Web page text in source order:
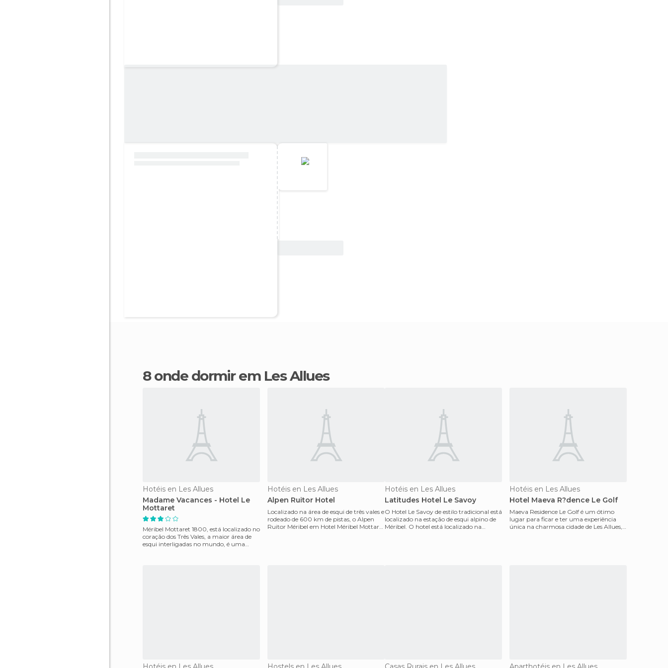
8 onde dormir em Les Allues
Hotéis en Les Allues
Madame Vacances - Hotel Le
Mottaret
Méribel Mottaret 1800, está localizado no
coração dos Três Vales, a maior área de
esqui interligadas no mundo, é uma
Hotéis en Les Allues
Alpen Ruitor Hotel
Localizado na área de esqui de três vales e
rodeado de 600 km de pistas, o Alpen
Ruitor Méribel em Hotel Méribel Mottaret
Hotéis en Les Allues
Latitudes Hotel Le Savoy
O Hotel Le Savoy de estilo tradicional está
localizado na estação de esqui alpino de
Méribel. O hotel está localizado na
Hotéis en Les Allues
Hotel Maeva R?dence Le Golf
Maeva Residence Le Golf é um ótimo
lugar para ficar e ter uma experiência
única na charmosa cidade de Les Allues,